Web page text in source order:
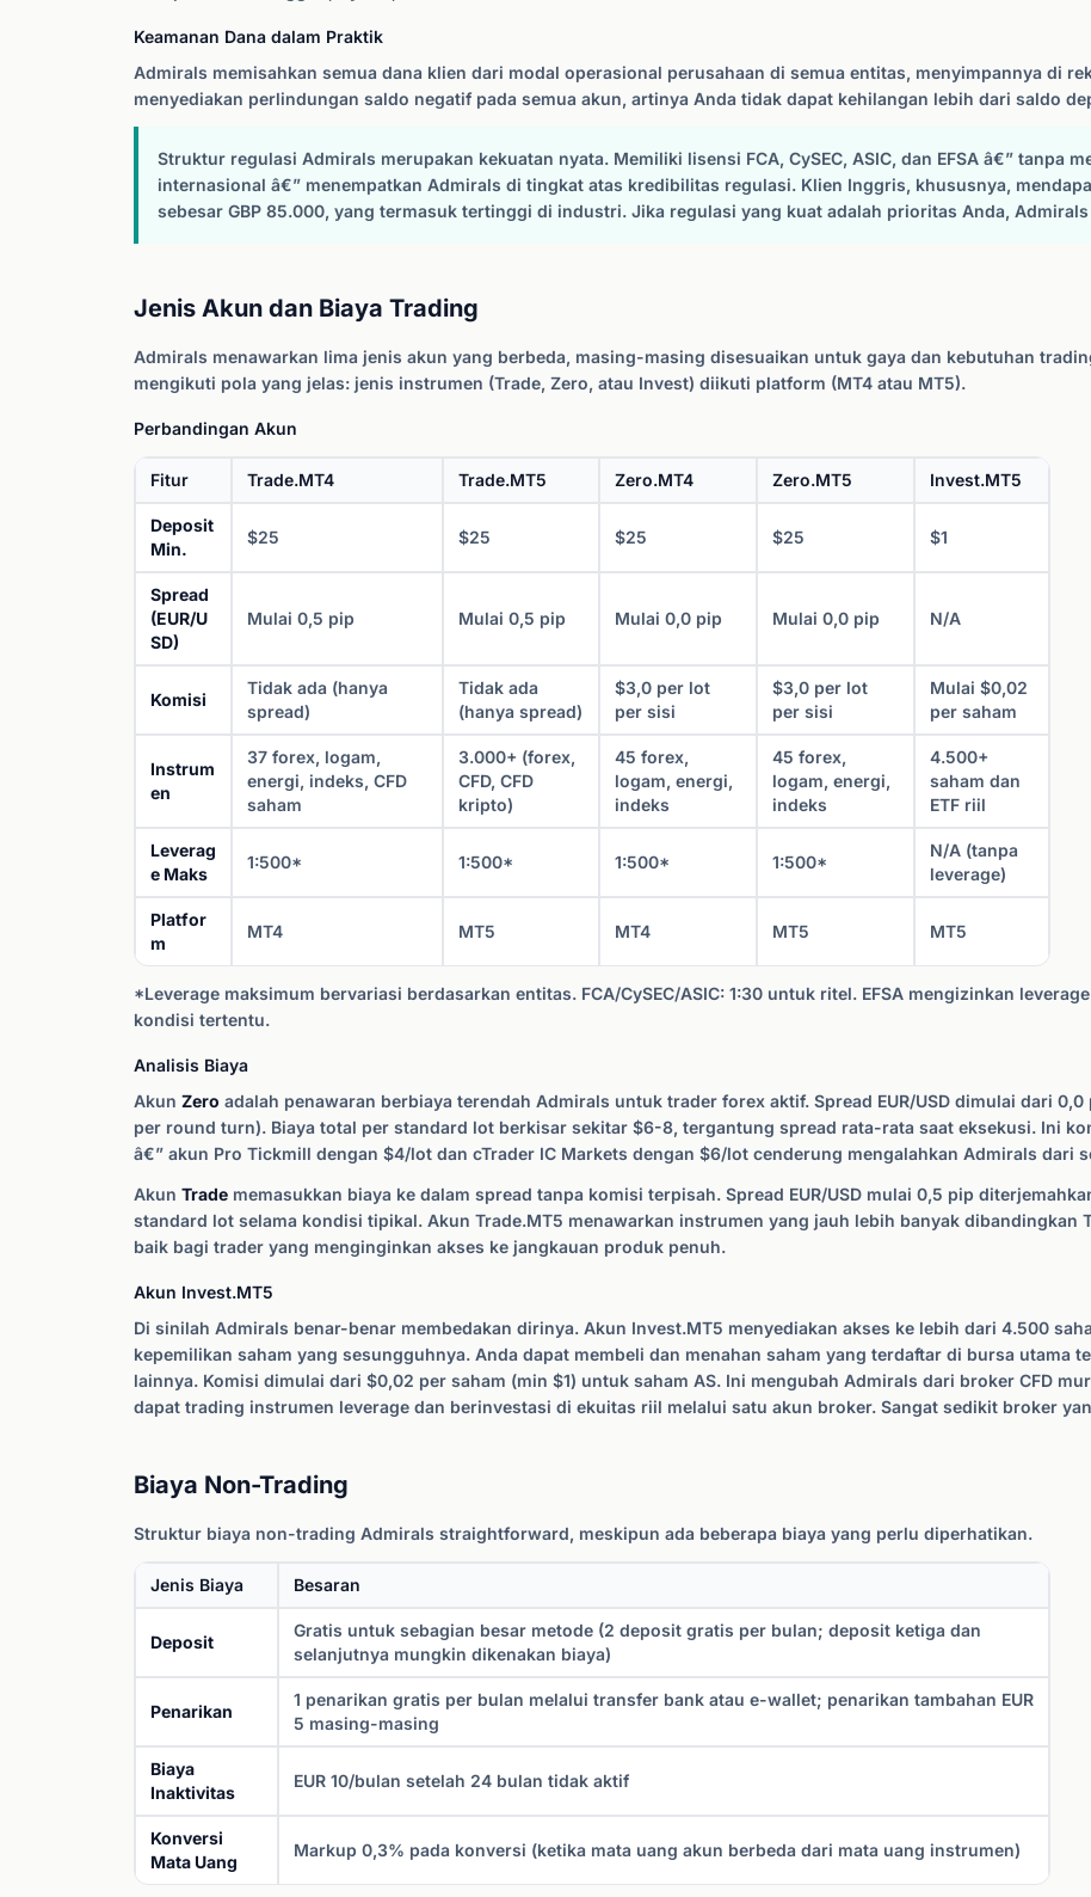
Keamanan Dana dalam Praktik
Admirals memisahkan semua dana klien dari modal operasional perusahaan di semua entitas, menyimpannya di
menyediakan perlindungan saldo negatif pada semua akun, artinya Anda tidak dapat kehilangan lebih dari saldo
Struktur regulasi Admirals merupakan kekuatan nyata. Memiliki lisensi FCA, CySEC, ASIC, dan EFSA â€” tanpa
internasional â€” menempatkan Admirals di tingkat atas kredibilitas regulasi. Klien Inggris, khususnya,
sebesar GBP 85.000, yang termasuk tertinggi di industri. Jika regulasi yang kuat adalah prioritas Anda,
Jenis Akun dan Biaya Trading
Admirals menawarkan lima jenis akun yang berbeda, masing-masing disesuaikan untuk gaya dan kebutuhan
mengikuti pola yang jelas: jenis instrumen (Trade, Zero, atau Invest) diikuti platform (MT4 atau MT5).
Perbandingan Akun
Fitur Trade.MT4 Trade.MT5 Zero.MT4 Zero.MT5 Invest.MT5
Deposit
Min.
$25 $25 $25 $25 $1
Spread
(EUR/U
SD)
Mulai 0,5 pip Mulai 0,5 pip Mulai 0,0 pip Mulai 0,0 pip N/A
Komisi
Tidak ada (hanya
spread)
Tidak ada
(hanya spread)
$3,0 per lot
per sisi
$3,0 per lot
per sisi
Mulai $0,02
per saham
Instrum
en
37 forex, logam,
energi, indeks, CFD
saham
3.000+ (forex,
CFD, CFD
kripto)
45 forex,
logam, energi,
indeks
45 forex,
logam, energi,
indeks
4.500+
saham dan
ETF riil
Leverag
e Maks
1:500* 1:500* 1:500* 1:500*
N/A (tanpa
leverage)
Platfor
m
MT4 MT5 MT4 MT5 MT5
*Leverage maksimum bervariasi berdasarkan entitas. FCA/CySEC/ASIC: 1:30 untuk ritel. EFSA mengizinkan
kondisi tertentu.
Analisis Biaya
Akun Zero adalah penawaran berbiaya terendah Admirals untuk trader forex aktif. Spread EUR/USD dimulai dari
per round turn). Biaya total per standard lot berkisar sekitar $6-8, tergantung spread rata-rata saat eksekusi. Ini
â€” akun Pro Tickmill dengan $4/lot dan cTrader IC Markets dengan $6/lot cenderung mengalahkan Admirals dari
Akun Trade memasukkan biaya ke dalam spread tanpa komisi terpisah. Spread EUR/USD mulai 0,5 pip
standard lot selama kondisi tipikal. Akun Trade.MT5 menawarkan instrumen yang jauh lebih banyak dibandingkan
baik bagi trader yang menginginkan akses ke jangkauan produk penuh.
Akun Invest.MT5
Di sinilah Admirals benar-benar membedakan dirinya. Akun Invest.MT5 menyediakan akses ke lebih dari 4.500
kepemilikan saham yang sesungguhnya. Anda dapat membeli dan menahan saham yang terdaftar di bursa utama
lainnya. Komisi dimulai dari $0,02 per saham (min $1) untuk saham AS. Ini mengubah Admirals dari broker CFD
dapat trading instrumen leverage dan berinvestasi di ekuitas riil melalui satu akun broker. Sangat sedikit broker
Biaya Non-Trading
Struktur biaya non-trading Admirals straightforward, meskipun ada beberapa biaya yang perlu diperhatikan.
Jenis Biaya Besaran
Deposit
Gratis untuk sebagian besar metode (2 deposit gratis per bulan; deposit ketiga dan
selanjutnya mungkin dikenakan biaya)
Penarikan
1 penarikan gratis per bulan melalui transfer bank atau e-wallet; penarikan tambahan EUR
5 masing-masing
Biaya
Inaktivitas
EUR 10/bulan setelah 24 bulan tidak aktif
Konversi
Mata Uang
Markup 0,3% pada konversi (ketika mata uang akun berbeda dari mata uang instrumen)